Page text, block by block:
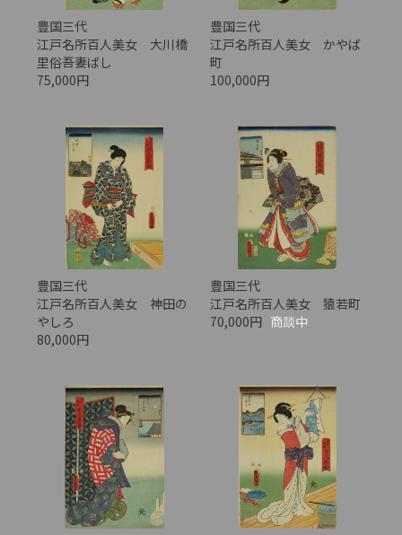
豊国三代
江戸名所百人美女 大川橋
里俗吾妻ばし
75,000円
豊国三代
江戸名所百人美女 かやば
町
100,000円
豊国三代
江戸名所百人美女 神田の
やしろ
80,000円
豊国三代
江戸名所百人美女 猿若町
70,000円 商談中